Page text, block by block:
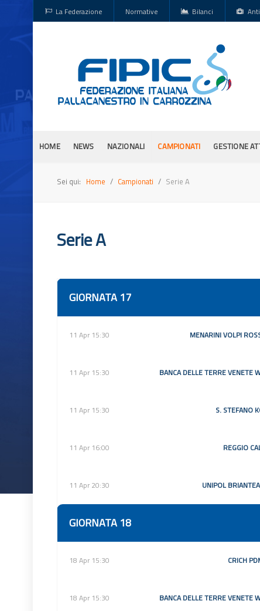
La Federazione Normative Bilanci
HOME NEWS NAZIONALI CAMPIONATI GESTIONE
Sei qui: Home Campionati Serie A
Serie A
GIORNATA 17
11 Apr 15:30 MENARINI VOLPI
11 Apr 15:30 BANCA DELLE TERRE VENETE
11 Apr 15:30 S. STEFANO
11 Apr 16:00 REGGIO
11 Apr 20:30 UNIPOL
GIORNATA 18
18 Apr 15:30 CRICH
18 Apr 15:30 BANCA DELLE TERRE VENETE